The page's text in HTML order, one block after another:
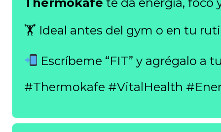
🏋️ Ideal antes del gym o en tu
Escríbeme “FIT” y agrégalo a
#Thermokafe #VitalHealth